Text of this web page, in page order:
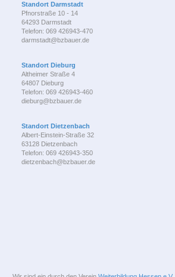
Standort Darmstadt
Pfnorstraße 10 - 14
64293 Darmstadt
Telefon: 069 426943-470
darmstadt@bzbauer.de
Standort Dieburg
Altheimer Straße 4
64807 Dieburg
Telefon: 069 426943-460
dieburg@bzbauer.de
Standort Dietzenbach
Albert-Einstein-Straße 32
63128 Dietzenbach
Telefon: 069 426943-350
dietzenbach@bzbauer.de